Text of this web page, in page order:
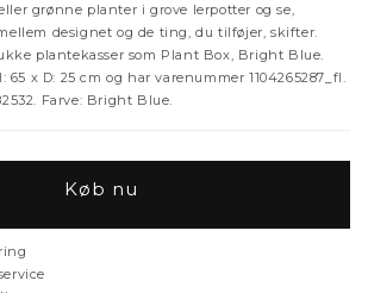
grønne planter i grove lerpotter og se,
designet og de ting, du tilføjer, skifter.
plantekasser som Plant Box, Bright Blue.
65 x D: 25 cm og har varenummer 1104265287_fl.
Farve: Bright Blue.
Køb nu